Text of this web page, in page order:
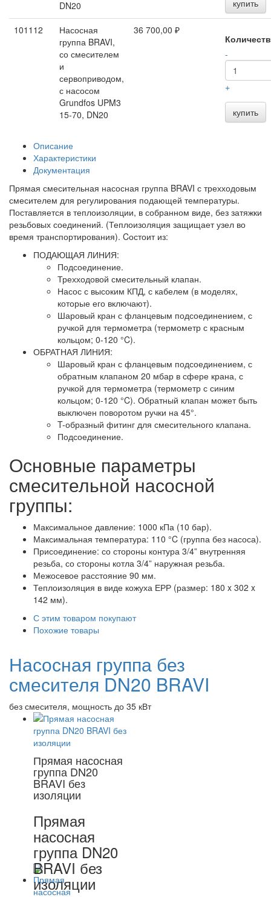
DN20 купить
101112
Насосная
группа BRAVI,
со смесителем
и
сервоприводом,
с насосом
Grundfos UPM3
15-70, DN20
36 700,00 ₽
-
+
купить
Описание
Характеристики
Документация
Прямая смесительная насосная группа BRAVI с трехходовым
смесителем для регулирования подающей температуры.
Поставляется в теплоизоляции, в собранном виде, без затяжки
резьбовых соединений. (Теплоизоляция защищает узел во
время транспортирования). Cостоит из:
ПОДАЮЩАЯ ЛИНИЯ:
Подсоединение.
Трехходовой смесительный клапан.
Насос с высоким КПД, с кабелем (в моделях,
которые его включают).
Шаровый кран с фланцевым подсоединением, с
ручкой для термометра (термометр с красным
кольцом; 0-120 °C).
ОБРАТНАЯ ЛИНИЯ:
Шаровый кран с фланцевым подсоединением, с
обратным клапаном 20 мбар в сфере крана, с
ручкой для термометра (термометр с синим
кольцом; 0-120 °C). Обратный клапан может быть
выключен поворотом ручки на 45°.
T-образный фитинг для смесительного клапана.
Подсоединение.
Основные параметры
смесительной насосной
группы:
Максимальное давление: 1000 кПа (10 бар).
Максимальная температура: 110 °C (группа без насоса).
Присоединение: со стороны контура 3/4” внутренняя
резьба, со стороны котла 3/4” наружная резьба.
Межосевое расстояние 90 мм.
Теплоизоляция в виде кожуха ЕРР (размер: 180 x 302 x
142 мм).
С этим товаром покупают
Похожие товары
Насосная группа без
смесителя DN20 BRAVI
без смесителя, мощность до 35 кВт
Прямая насосная
группа DN20
BRAVI без
изоляции
Прямая
насосная
группа DN20
BRAVI без
изоляции